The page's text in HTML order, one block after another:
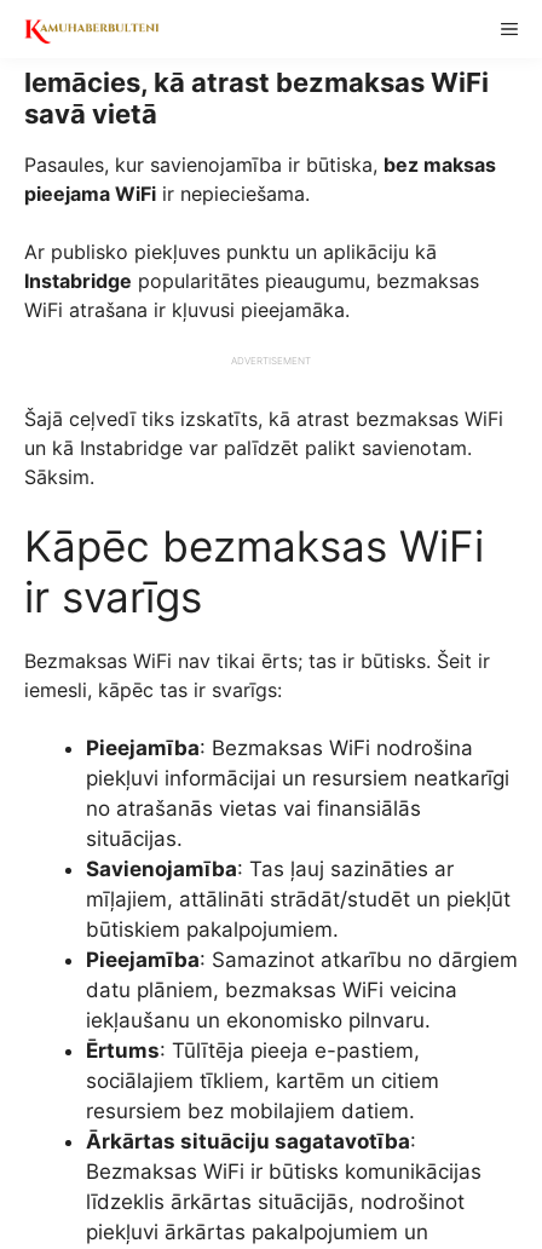
Skip
content
Iemācies, kā atrast bezmaksas WiFi
savā vietā
Pasaules, kur savienojamība ir būtiska, bez maksas
pieejama WiFi ir nepieciešama.
Ar publisko piekļuves punktu un aplikāciju kā
Instabridge popularitātes pieaugumu, bezmaksas
WiFi atrašana ir kļuvusi pieejamāka.
ADVERTISEMENT
Šajā ceļvedī tiks izskatīts, kā atrast bezmaksas WiFi
un kā Instabridge var palīdzēt palikt savienotam.
Sāksim.
Kāpēc bezmaksas WiFi
ir svarīgs
Bezmaksas WiFi nav tikai ērts; tas ir būtisks. Šeit ir
iemesli, kāpēc tas ir svarīgs:
Pieejamība: Bezmaksas WiFi nodrošina
piekļuvi informācijai un resursiem neatkarīgi
no atrašanās vietas vai finansiālās
situācijas.
Savienojamība: Tas ļauj sazināties ar
mīļajiem, attālināti strādāt/studēt un piekļūt
būtiskiem pakalpojumiem.
Pieejamība: Samazinot atkarību no dārgiem
datu plāniem, bezmaksas WiFi veicina
iekļaušanu un ekonomisko pilnvaru.
Ērtums: Tūlītēja pieeja e-pastiem,
sociālajiem tīkliem, kartēm un citiem
resursiem bez mobilajiem datiem.
Ārkārtas situāciju sagatavotība:
Bezmaksas WiFi ir būtisks komunikācijas
līdzeklis ārkārtas situācijās, nodrošinot
piekļuvi ārkārtas pakalpojumiem un